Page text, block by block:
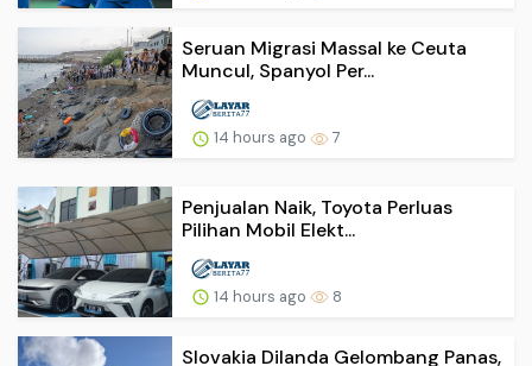
Seruan Migrasi Massal ke Ceuta
Muncul, Spanyol Per...
14 hours ago 7
Penjualan Naik, Toyota Perluas
Pilihan Mobil Elekt...
14 hours ago 8
Slovakia Dilanda Gelombang Panas,